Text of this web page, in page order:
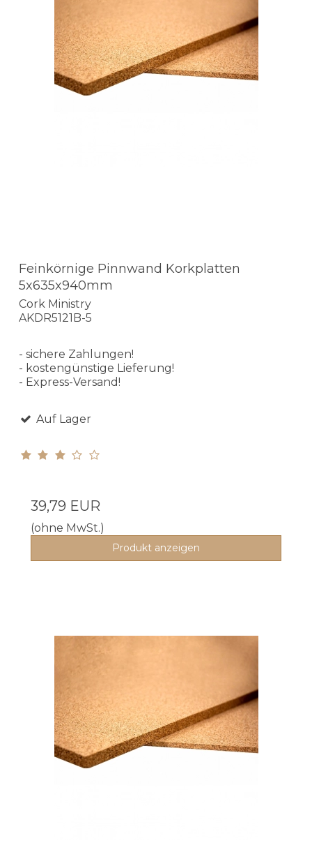
Feinkörnige Pinnwand Korkplatten
5x635x940mm
Cork Ministry
AKDR5121B-5
- sichere Zahlungen!
- kostengünstige Lieferung!
- Express-Versand!
Auf Lager
39,79 EUR
(ohne MwSt.)
Produkt anzeigen